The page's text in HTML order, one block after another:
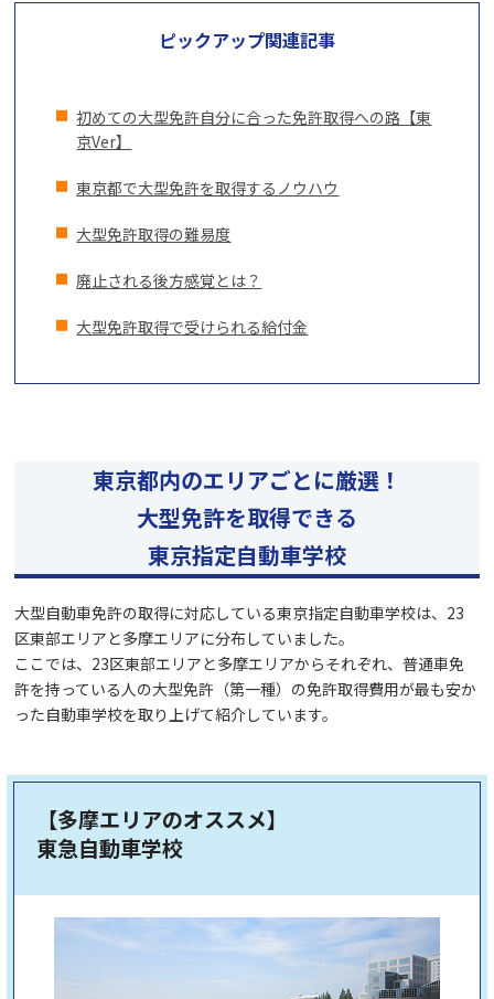
ピックアップ関連記事
初めての大型免許自分に合った免許取得への路【東
京Ver】
東京都で大型免許を取得するノウハウ
大型免許取得の難易度
廃止される後方感覚とは？
大型免許取得で受けられる給付金
東京都内のエリアごとに厳選！
大型免許を取得できる
東京指定自動車学校
大型自動車免許の取得に対応している東京指定自動車学校は、23
区東部エリアと多摩エリアに分布していました。
ここでは、23区東部エリアと多摩エリアからそれぞれ、普通車免
許を持っている人の大型免許（第一種）の免許取得費用が最も安か
った自動車学校を取り上げて紹介しています。
【多摩エリアのオススメ】
東急自動車学校